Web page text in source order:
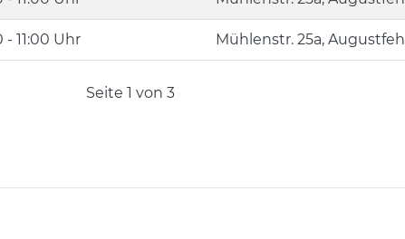
- 11:00 Uhr Mühlenstr. 25a,
Seite 1 von 3